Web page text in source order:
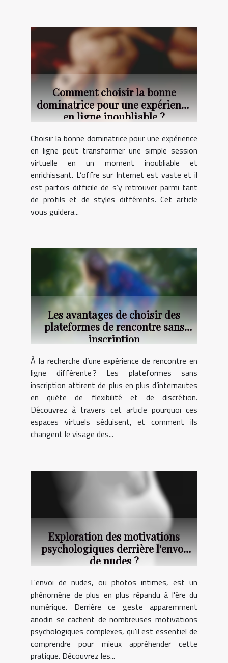
Comment choisir la bonne
dominatrice pour une expérience
en ligne inoubliable ?
Choisir la bonne dominatrice pour une expérience
en ligne peut transformer une simple session
virtuelle en un moment inoubliable et
enrichissant. L’offre sur Internet est vaste et il
est parfois difficile de s’y retrouver parmi tant
de profils et de styles différents. Cet article
vous guidera...
Les avantages de choisir des
plateformes de rencontre sans
inscription
À la recherche d’une expérience de rencontre en
ligne différente ? Les plateformes sans
inscription attirent de plus en plus d’internautes
en quête de flexibilité et de discrétion.
Découvrez à travers cet article pourquoi ces
espaces virtuels séduisent, et comment ils
changent le visage des...
Exploration des motivations
psychologiques derrière l'envoi
de nudes ?
L'envoi de nudes, ou photos intimes, est un
phénomène de plus en plus répandu à l'ère du
numérique. Derrière ce geste apparemment
anodin se cachent de nombreuses motivations
psychologiques complexes, qu'il est essentiel de
comprendre pour mieux appréhender cette
pratique. Découvrez les...